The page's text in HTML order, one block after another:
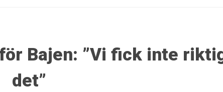
Bajen: ”Vi fick inte
det”